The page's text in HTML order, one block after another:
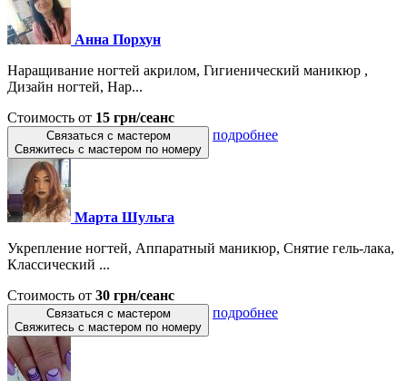
Анна Порхун
Наращивание ногтей акрилом, Гигиенический маникюр ,
Дизайн ногтей, Нар...
Стоимость от 15 грн/сеанс
Связаться с мастером
Свяжитесь с мастером по номеру
подробнее
Марта Шульга
Укрепление ногтей, Аппаратный маникюр, Снятие гель-лака,
Классический ...
Стоимость от 30 грн/сеанс
Связаться с мастером
Свяжитесь с мастером по номеру
подробнее